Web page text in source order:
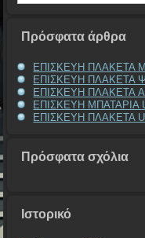
Πρόσφατα άρθρα
ΕΠΙΣΚΕΥΗ ΠΛΑΚΕΤΑ
ΕΠΙΣΚΕΥΗ ΠΛΑΚΕΤΑ
ΕΠΙΣΚΕΥΗ ΠΛΑΚΕΤΑ
ΕΠΙΣΚΕΥΗ ΜΠΑΤΑΡΙΑ
ΕΠΙΣΚΕΥΗ ΠΛΑΚΕΤΑ
Πρόσφατα σχόλια
Ιστορικό